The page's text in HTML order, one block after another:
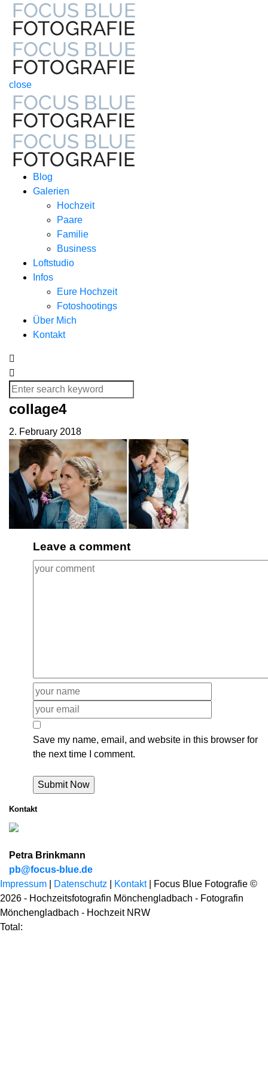
close
Blog
Galerien
Hochzeit
Paare
Familie
Business
Loftstudio
Infos
Eure Hochzeit
Fotoshootings
Über Mich
Kontakt
collage4
2. February 2018
Leave a comment
Save my name, email, and website in this browser for
the next time I comment.
Kontakt
Petra Brinkmann
pb@focus-blue.de
Impressum
Datenschutz Kontakt| Focus Blue Fotografie ©
2026 - Hochzeitsfotografin Mönchengladbach - Fotografin
Mönchengladbach - Hochzeit NRW
Total: